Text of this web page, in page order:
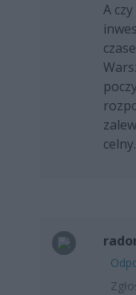
A